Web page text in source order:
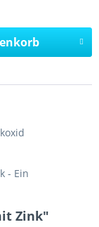
- Ein
Zink"